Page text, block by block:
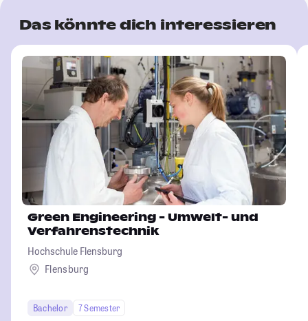
Das könnte dich interessieren
Green Engineering - Umwelt- und
Verfahrenstechnik
Hochschule Flensburg
Flensburg
Bachelor
7 Semester